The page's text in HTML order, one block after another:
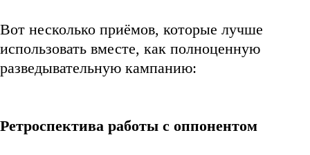
Вот несколько приёмов, которые лучше
использовать вместе, как полноценную
разведывательную кампанию:
Ретроспектива работы с оппонентом